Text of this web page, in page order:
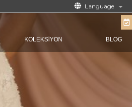
Language
KOLEKSİYON BLOG